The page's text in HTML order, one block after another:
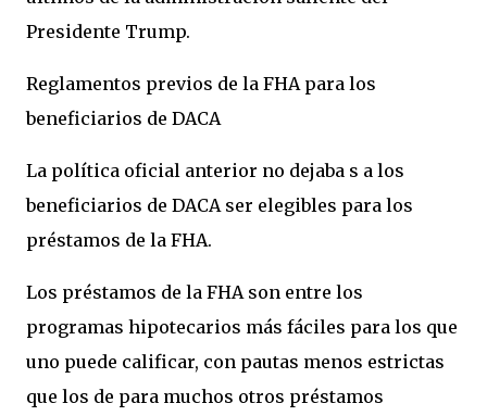
Presidente Trump.
Reglamentos previos de la FHA para los
beneficiarios de DACA
La política oficial anterior no dejaba s a los
beneficiarios de DACA ser elegibles para los
préstamos de la FHA.
Los préstamos de la FHA son entre los
programas hipotecarios más fáciles para los que
uno puede calificar, con pautas menos estrictas
que los de para muchos otros préstamos